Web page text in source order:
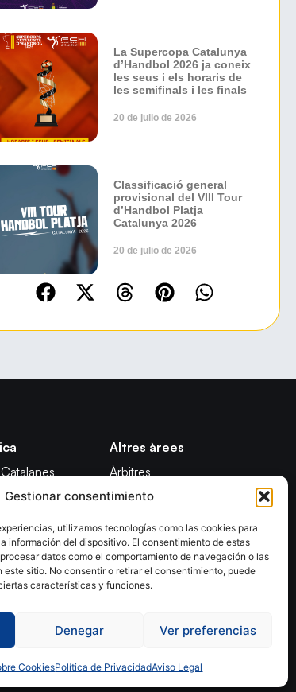
Gestionar consentimiento
utilizamos tecnologías como las cookies para
información del dispositivo. El consentimiento de estas
datos como el comportamiento de navegación o las
sitio. No consentir o retirar el consentimiento, puede
características y funciones.
Denegar Ver preferencias
CookiesPolítica de PrivacidadAviso Legal
La Supercopa Catalunya
d’Handbol 2026 ja coneix
les seus i els horaris de
les semifinals i les finals
20 de julio de 2026
Classificació general
provisional del VIII Tour
d’Handbol Platja
Catalunya 2026
20 de julio de 2026
Platja
Altres àrees
Àrbitres
Formació
Notícies
Adreces de contacte